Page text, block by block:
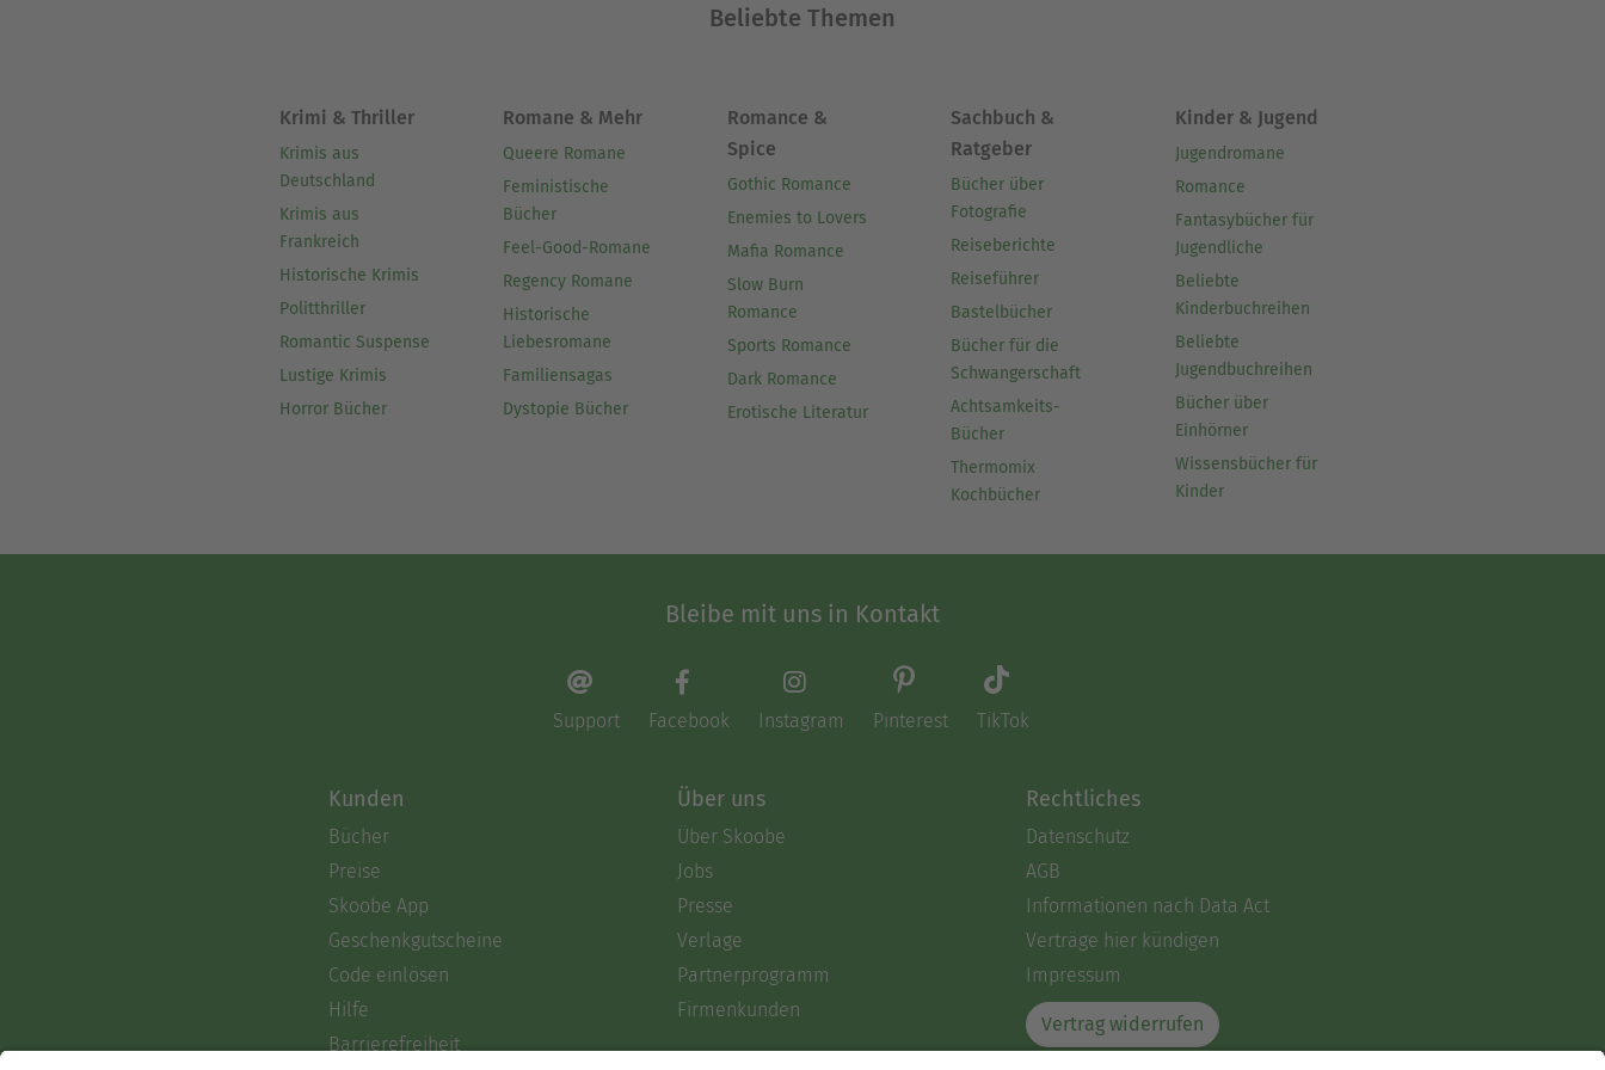
Beliebte Themen
Krimi & Thriller
Krimis aus
Deutschland
Krimis aus
Frankreich
Historische Krimis
Politthriller
Romantic Suspense
Lustige Krimis
Horror Bücher
Romane & Mehr
Queere Romane
Feministische
Bücher
Feel-Good-Romane
Regency Romane
Historische
Liebesromane
Familiensagas
Dystopie Bücher
Romance &
Spice
Gothic Romance
Enemies to Lovers
Mafia Romance
Slow Burn
Romance
Sports Romance
Dark Romance
Erotische Literatur
Sachbuch &
Ratgeber
Bücher über
Fotografie
Reiseberichte
Reiseführer
Bastelbücher
Bücher für die
Schwangerschaft
Achtsamkeits-
Bücher
Thermomix
Kochbücher
Kinder & Jugend
Jugendromane
Romance
Fantasybücher für
Jugendliche
Beliebte
Kinderbuchreihen
Beliebte
Jugendbuchreihen
Bücher über
Einhörner
Wissensbücher für
Kinder
Bleibe mit uns in Kontakt
Support Facebook Instagram Pinterest TikTok
Kunden
Bücher
Preise
Skoobe App
Geschenkgutscheine
Code einlösen
Hilfe
Barrierefreiheit
Über uns
Über Skoobe
Jobs
Presse
Verlage
Partnerprogramm
Firmenkunden
Rechtliches
Datenschutz
AGB
Informationen nach Data Act
Verträge hier kündigen
Impressum
Vertrag widerrufen